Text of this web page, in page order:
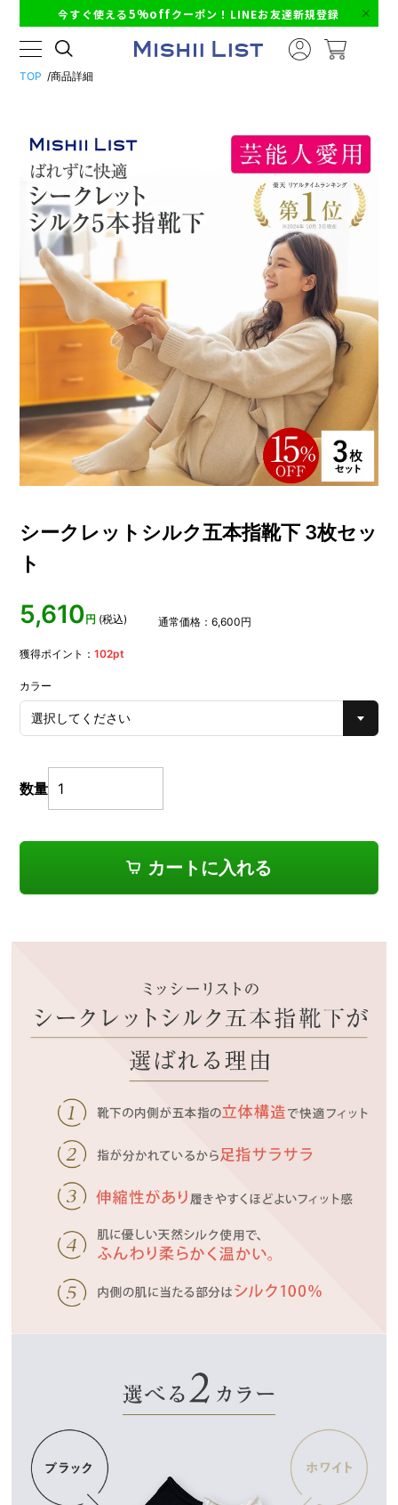
今すぐ使える5%offクーポン！LINEお友達新規登録
TOP 商品詳細
シークレットシルク五本指靴下 3枚セッ
ト
5,610円 (税込) 通常価格：6,600円
獲得ポイント：102pt
カラー
数量
カートに入れる